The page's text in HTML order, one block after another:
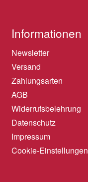
Informationen
Newsletter
Versand
Zahlungsarten
AGB
Widerrufsbelehrung
Datenschutz
Impressum
Cookie-Einstellungen